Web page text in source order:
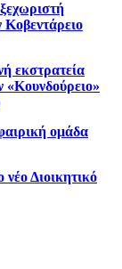
Κοβεντάρειο
εκστρατεία
«Κουνδούρειο»
ομάδα
Διοικητικό